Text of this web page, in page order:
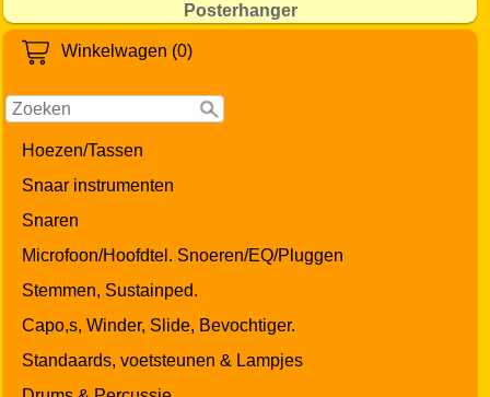
Winkelwagen (0)
Hoezen/Tassen
Snaar instrumenten
Snaren
Microfoon/Hoofdtel. Snoeren/EQ/Pluggen
Stemmen, Sustainped.
Capo,s, Winder, Slide, Bevochtiger.
Standaards, voetsteunen & Lampjes
Posterhanger